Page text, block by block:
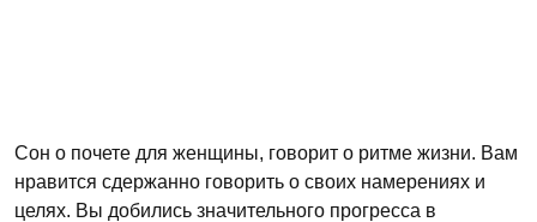
Сон о почете для женщины, говорит о ритме жизни. Вам
нравится сдержанно говорить о своих намерениях и
целях. Вы добились значительного прогресса в